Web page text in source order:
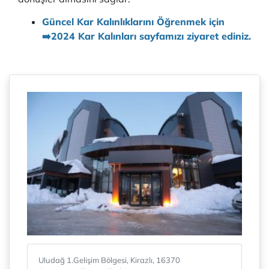
Güncel Kar Kalınlıklarını Öğrenmek için
➡️2024 Kar Kalınları sayfamızı ziyaret ediniz.
Uludağ 1.Gelişim Bölgesi, Kirazlı, 16370